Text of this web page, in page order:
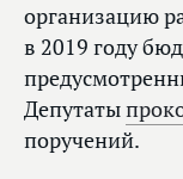
организацию
в 2019 году
Депутаты
поручений.